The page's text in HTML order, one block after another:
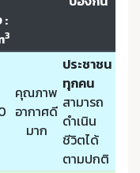
:
3
คุณภาพ
อากาศดี
มาก
ประชาชน
ทุกคน
สามารถ
ดำเนิน
ชีวิตได้
ตามปกติ